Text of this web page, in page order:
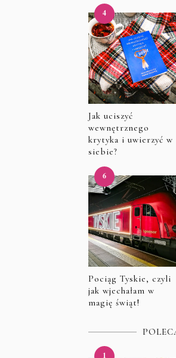
Jak uciszyć
wewnętrznego
krytyka i uwierzyć w
siebie?
Pociąg Tyskie, czyli
jak wjechałam w
magię świąt!